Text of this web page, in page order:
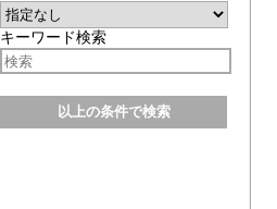
キーワード検索